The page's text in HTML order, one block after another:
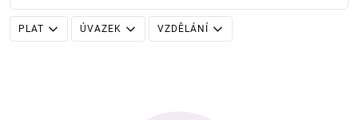
PLAT ÚVAZEK VZDĚLÁNÍ